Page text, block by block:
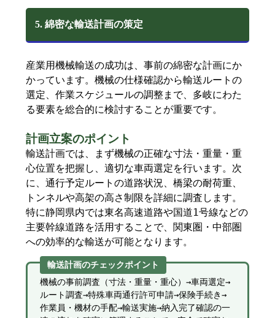
5. 綿密な輸送計画の策定
産業用機械輸送の成功は、事前の綿密な計画にか
かっています。機械の仕様確認から輸送ルートの
選定、作業スケジュールの調整まで、多岐にわた
る要素を総合的に検討することが重要です。
計画立案のポイント
輸送計画では、まず機械の正確な寸法・重量・重
心位置を把握し、適切な車両選定を行います。次
に、通行予定ルートの道路状況、橋梁の耐荷重、
トンネルや高架の高さ制限を詳細に調査します。
特に静岡県内では東名高速道路や国道1号線などの
主要幹線道路を活用することで、関東圏・中部圏
への効率的な輸送が可能となります。
輸送計画のチェックポイント
機械の事前調査（寸法・重量・重心）→車両選定→
ルート調査→特殊車両通行許可申請→保険手続き→
作業員・機材の手配→輸送実施→納入完了確認の一